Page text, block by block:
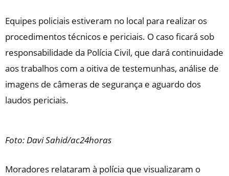
Equipes policiais estiveram no local para realizar os
procedimentos técnicos e periciais. O caso ficará sob
responsabilidade da Polícia Civil, que dará continuidade
aos trabalhos com a oitiva de testemunhas, análise de
imagens de câmeras de segurança e aguardo dos
laudos periciais.
Foto: Davi Sahid/ac24horas
Moradores relataram à polícia que visualizaram o